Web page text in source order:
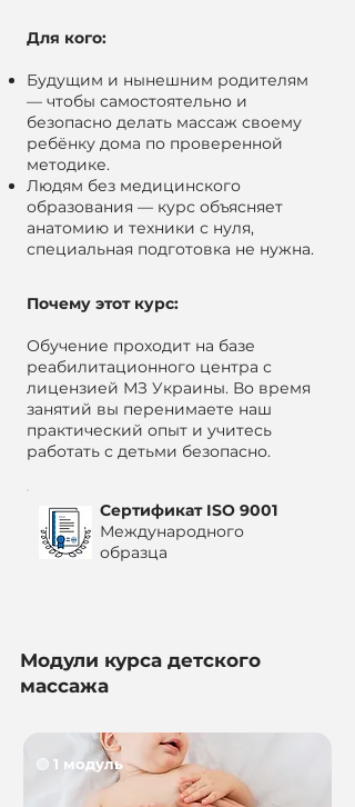
Для кого:
Будущим и нынешним родителям
— чтобы самостоятельно и
безопасно делать массаж своему
ребёнку дома по проверенной
методике.
Людям без медицинского
образования — курс объясняет
анатомию и техники с нуля,
специальная подготовка не нужна.
Почему этот курс:
Обучение проходит на базе
реабилитационного центра с
лицензией МЗ Украины. Во время
занятий вы перенимаете наш
практический опыт и учитесь
работать с детьми безопасно.
Сертификат ISO 9001
Международного
образца
Модули курса детского
массажа
🟢 1 модуль